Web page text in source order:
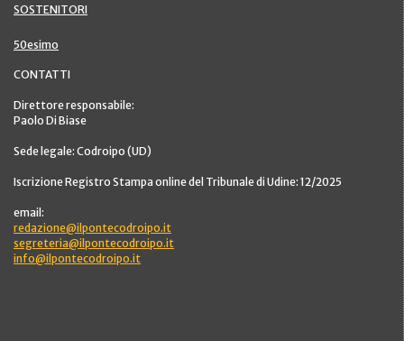
SOSTENITORI
50esimo
CONTATTI
Direttore responsabile:
Paolo Di Biase
Sede legale: Codroipo (UD)
Iscrizione Registro Stampa online del Tribunale di Udine: 12/2025
email:
redazione@ilpontecodroipo.it
segreteria@ilpontecodroipo.it
info@ilpontecodroipo.it